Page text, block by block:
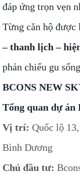
đáp ứng trọn vẹn
Từng căn hộ được
– thanh lịch –
phản chiếu gu
BCONS NEW
Tổng quan dự án
Vị trí: Quốc lộ
Bình Dương
Chủ đầu tư: